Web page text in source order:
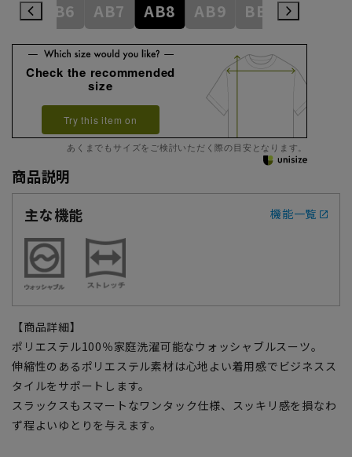
AB6 AB7 AB8 AB9 BE3 BE4
Check the recommended
size
Try this item on
あくまでもサイズをご検討いただく際の目安となります。
商品説明
主な機能
機能一覧
【商品詳細】
ポリエステル100％家庭洗濯可能なウォッシャブルスーツ。
伸縮性のあるポリエステル素材は心地よい着用感でビジネスス
タイルをサポートします。
スラックスもスマートなワンタック仕様、スッキリ感を損なわ
ず程よいゆとりを与えます。